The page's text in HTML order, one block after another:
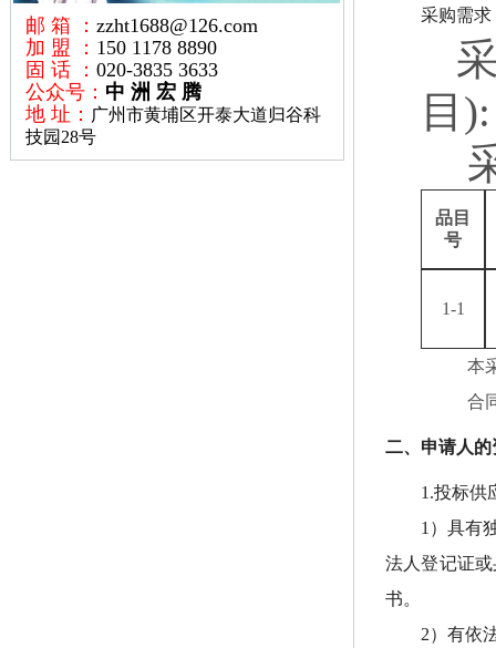
邮 箱 ： zzht1688@126.com
加 盟 ： 150 1178 8890
固 话 ： 020-3835 3633
公众号： 中 洲 宏 腾
地 址： 广州市黄埔区开泰大道归谷科
技园28号
采购需求
目):
品目
号
1-1
本
合
二、申请人
1.投标供
1）具有
法人登记证
书。
2）有依